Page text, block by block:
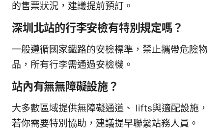
的售票狀況，建議提前預訂。
深圳北站的行李安檢有特別規定嗎？
一般遵循國家鐵路的安檢標準，禁止攜帶危險物
品，所有行李需通過安檢機。
站內有無無障礙設施？
大多數區域提供無障礙通道、 lifts與適配設施，
若你需要特別協助，建議提早聯繫站務人員。